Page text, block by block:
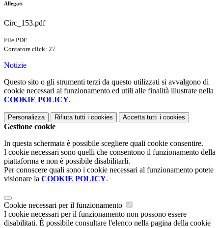
Allegati
Circ_153.pdf
File PDF
Contatore click: 27
Notizie
Questo sito o gli strumenti terzi da questo utilizzati si avvalgono di
cookie necessari al funzionamento ed utili alle finalità illustrate nella
COOKIE POLICY.
Personalizza Rifiuta tutti i cookies Accetta tutti i cookies
Gestione cookie
In questa schermata è possibile scegliere quali cookie consentire.
I cookie necessari sono quelli che consentono il funzionamento della
piattaforma e non è possibile disabilitarli.
Per conoscere quali sono i cookie necessari al funzionamento potete
visionare la COOKIE POLICY.
Cookie necessari per il funzionamento
I cookie necessari per il funzionamento non possono essere
disabilitati. È possibile consultare l'elenco nella pagina della cookie